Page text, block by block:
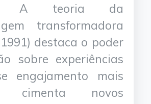
A teoria da
transformadora
destaca o poder
sobre experiências
engajamento mais
cimenta novos